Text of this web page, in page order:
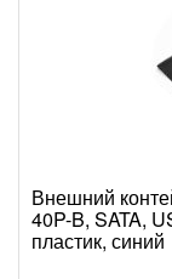
Внешний
40P-B, SATA,
пластик, синий